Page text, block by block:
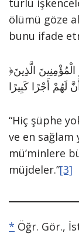
türlü
ölümü göze
bunu ifade
﴿إِنَّ هٰذَا الْقُرْآنَ يِهْدِي لِلَّتِي هِيَ أَقْوَمُ وَيُبَشِّرُ الْمُؤْمِنِينَ الَّذِينَ
“Hiç şüphe
ve en
mü’minlere
müjdeler.”[3]
* Öğr. Gör.,